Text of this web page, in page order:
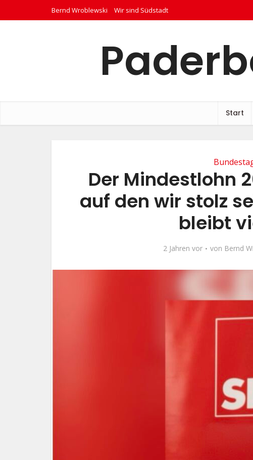
Bernd Wroblewski Wir sind Südstadt
Start
Der Mindestlohn
auf den wir stolz
bleibt
2 Jahren vor von Bernd